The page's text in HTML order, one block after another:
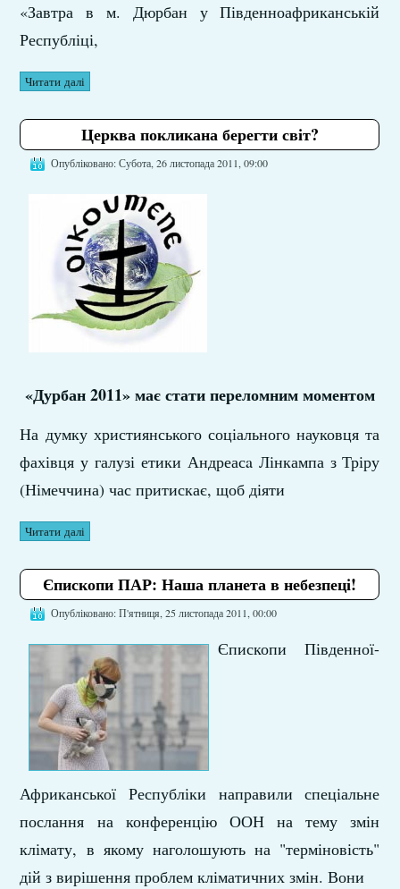
«Завтра в м. Дюрбан у Південноафриканській
Республіці,
Читати далі
Церква покликана берегти світ?
Опубліковано: Субота, 26 листопада 2011, 09:00
«Дурбан 2011» має стати переломним моментом
На думку християнського соціального науковця та
фахівця у галузі етики Андреасa Лінкампа з Тріру
(Німеччина) час притискає, щоб діяти
Читати далі
Єпископи ПАР: Наша планета в небезпеці!
Опубліковано: П'ятниця, 25 листопада 2011, 00:00
Єпископи Південної-
Африканської Республіки направили спеціальне
послання на конференцію ООН на тему змін
клімату, в якому наголошують на "терміновість"
дій з вирішення проблем кліматичних змін. Вони